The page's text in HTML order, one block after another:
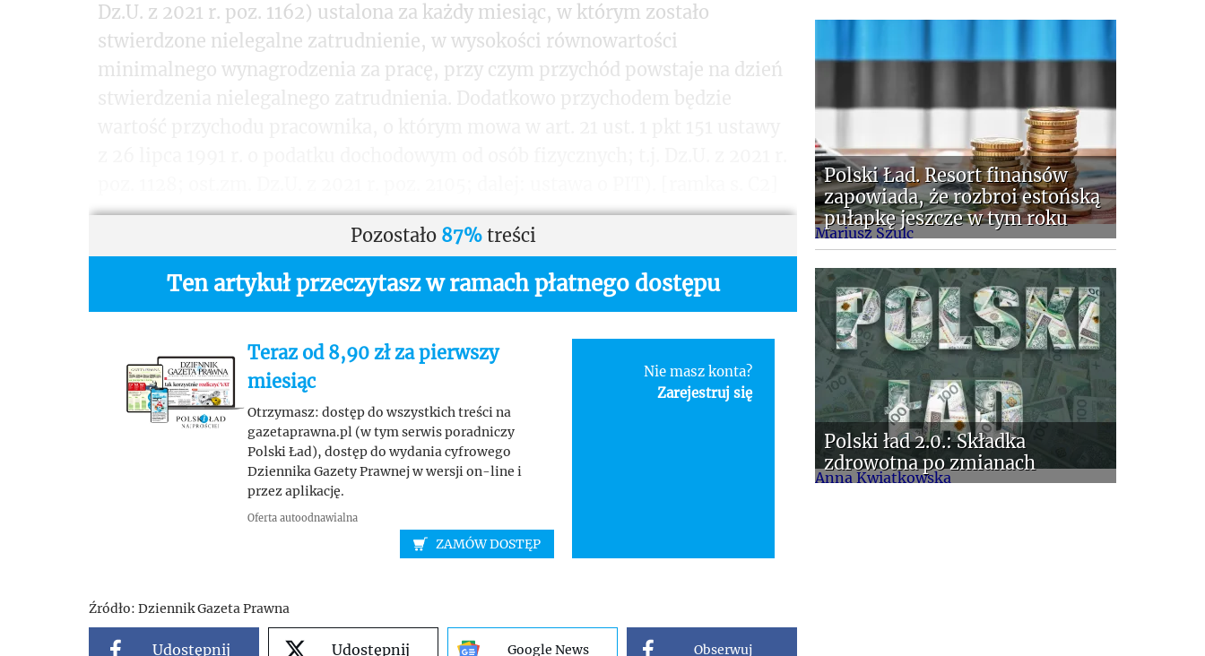
Dz.U. z 2021 r. poz. 1162) ustalona za każdy miesiąc, w którym zostało
stwierdzone nielegalne zatrudnienie, w wysokości równowartości
minimalnego wynagrodzenia za pracę, przy czym przychód powstaje na dzień
Pozostało 87%treści
Ten artykuł przeczytasz w ramach płatnego dostępu
Teraz od 8,90 zł za pierwszy
miesiąc
Otrzymasz: dostęp do wszystkich treści na
gazetaprawna.pl (w tym serwis poradniczy
Polski Ład), dostęp do wydania cyfrowego
Dziennika Gazety Prawnej w wersji on-line i
przez aplikację.
Oferta autoodnawialna
ZAMÓW DOSTĘP
Nie masz konta?
Zarejestruj się
Źródło: Dziennik Gazeta Prawna
Udostępnij Udostępnij Google News Obserwuj
Mariusz Szulc
Polski Ład. Resort finansów
zapowiada, że rozbroi estońską
pułapkę jeszcze w tym roku
Anna Kwiatkowska
Polski ład 2.0.: Składka
zdrowotna po zmianach